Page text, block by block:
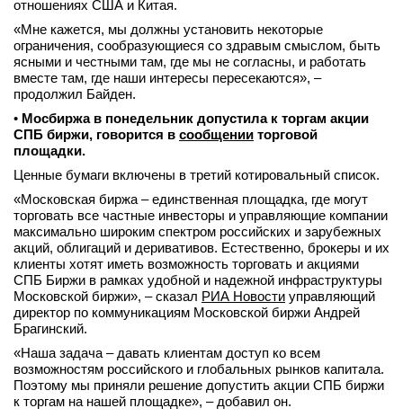
отношениях США и Китая.
«Мне кажется, мы должны установить некоторые
ограничения, сообразующиеся со здравым смыслом, быть
ясными и честными там, где мы не согласны, и работать
вместе там, где наши интересы пересекаются», –
продолжил Байден.
• Мосбиржа в понедельник допустила к торгам акции
СПБ биржи, говорится в сообщении торговой
площадки.
Ценные бумаги включены в третий котировальный список.
«Московская биржа – единственная площадка, где могут
торговать все частные инвесторы и управляющие компании
максимально широким спектром российских и зарубежных
акций, облигаций и деривативов. Естественно, брокеры и их
клиенты хотят иметь возможность торговать и акциями
СПБ Биржи в рамках удобной и надежной инфраструктуры
Московской биржи», – сказал РИА Новости управляющий
директор по коммуникациям Московской биржи Андрей
Брагинский.
«Наша задача – давать клиентам доступ ко всем
возможностям российского и глобальных рынков капитала.
Поэтому мы приняли решение допустить акции СПБ биржи
к торгам на нашей площадке», – добавил он.